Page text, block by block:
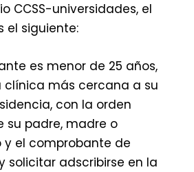
CCSS-universidades, el
el siguiente:
es menor de 25 años,
clínica más cercana a su
con la orden
su padre, madre o
el comprobante de
solicitar adscribirse en la